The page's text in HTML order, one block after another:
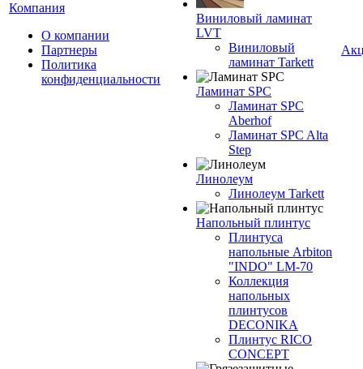
Компания
О компании
Партнеры
Политика
конфиденциальности
Виниловый ламинат
LVT
Виниловый
ламинат Tarkett
Ламинат SPC
Ламинат SPC
Aberhof
Ламинат SPC Alta
Step
Линолеум
Линолеум Tarkett
Напольный плинтус
Плинтуса
напольные Arbiton
"INDO" LM-70
Коллекция
напольных
плинтусов
DECONIKA
Плинтус RICO
CONCEPT